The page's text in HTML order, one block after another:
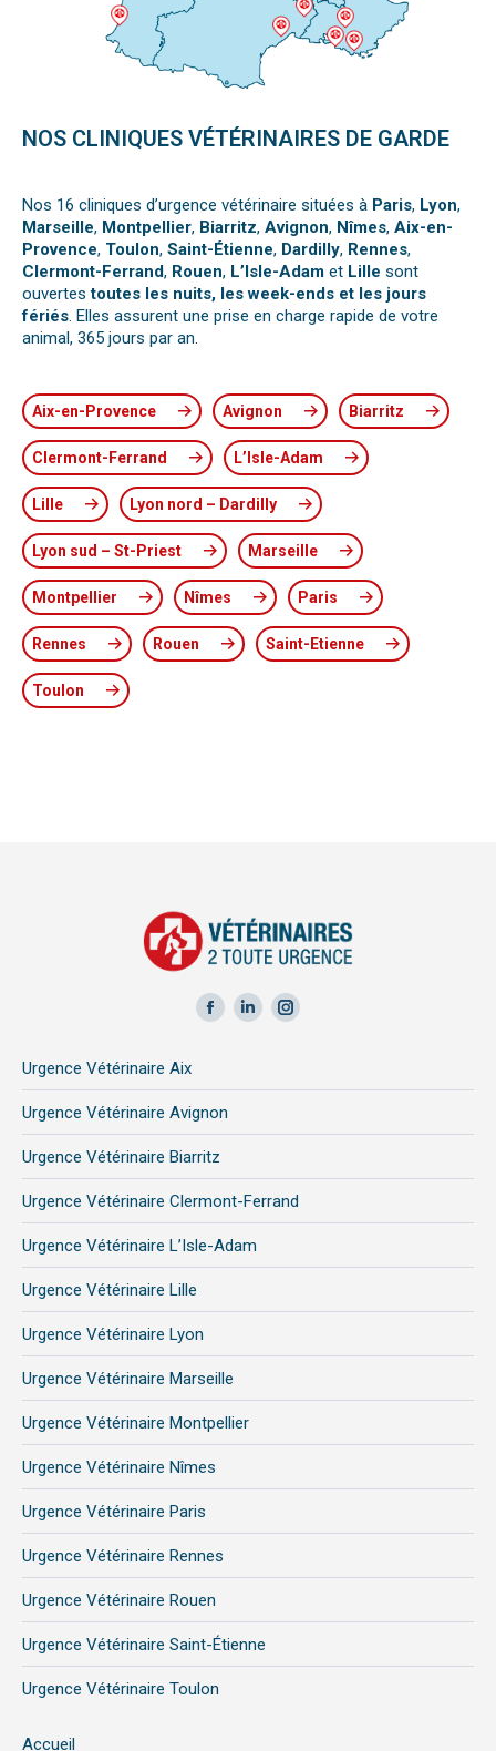
NOS CLINIQUES VÉTÉRINAIRES DE GARDE
Nos 16 cliniques d’urgence vétérinaire situées à Paris, Lyon,
Marseille, Montpellier, Biarritz, Avignon, Nîmes, Aix-en-
Provence, Toulon, Saint-Étienne, Dardilly, Rennes,
Clermont-Ferrand, Rouen, L’Isle-Adam et Lille sont
ouvertestoutes les nuits, les week-ends et les jours
fériés. Elles assurent une prise en charge rapide de votre
animal, 365 jours par an.
Aix-en-Provence Avignon Biarritz
Clermont-Ferrand L’Isle-Adam
Lille Lyon nord – Dardilly
Lyon sud – St-Priest Marseille
Montpellier Nîmes Paris
Rennes Rouen Saint-Etienne
Toulon
Facebook
in
new
window
LinkedIn
new
Instagram
new
Urgence Vétérinaire Aix
Urgence Vétérinaire Avignon
Urgence Vétérinaire Biarritz
Urgence Vétérinaire Clermont-Ferrand
Urgence Vétérinaire L’Isle-Adam
Urgence Vétérinaire Lille
Urgence Vétérinaire Lyon
Urgence Vétérinaire Marseille
Urgence Vétérinaire Montpellier
Urgence Vétérinaire Nîmes
Urgence Vétérinaire Paris
Urgence Vétérinaire Rennes
Urgence Vétérinaire Rouen
Urgence Vétérinaire Saint-Étienne
Urgence Vétérinaire Toulon
Accueil